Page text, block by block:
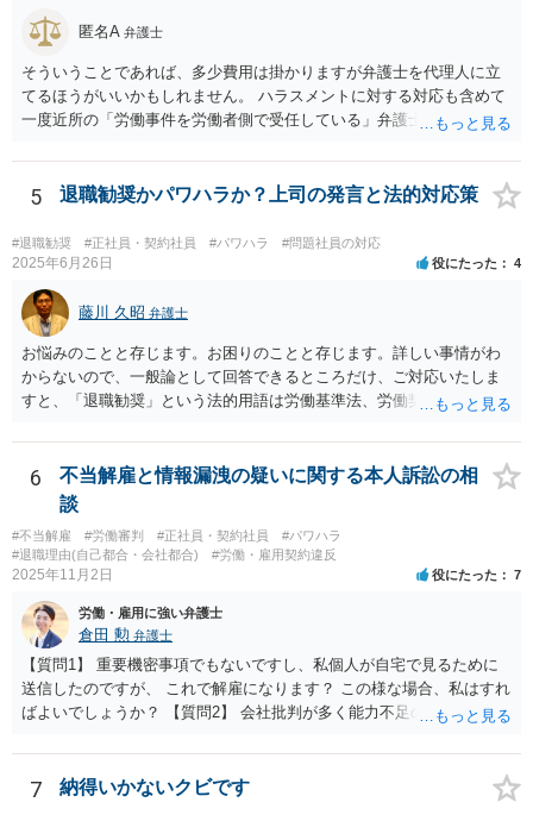
匿名A 弁護士
そういうことであれば、多少費用は掛かりますが弁護士を代理人に立
てるほうがいいかもしれません。 ハラスメントに対する対応も含めて
一度近所の「労働事件を労働者側で受任している」弁護士（労働弁護
している弁護士であればなお安心です。
5 退職勧奨かパワハラか？上司の発言と法的対応策
#退職勧奨 #正社員・契約社員 #パワハラ #問題社員の対応
2025年6月26日 役にたった 4
藤川 久昭 弁護士
お悩みのことと存じます。お困りのことと存じます。詳しい事情がわ
からないので、一般論として回答できるところだけ、ご対応いたしま
すと、「退職勧奨」という法的用語は労働基準法、労働契約法上は存
職を求めただけではなく、本人が退職を明確に拒否しているにもかか
わらず、その後でも執拗に退職を強く求めることです。 職場のパワー
ハラスメントとは、同じ職場で働く者に対し、職務上の地位や人間関
係などの職場内の優位性を背景に、業務の適正な範囲を超えて、精神
的・身体的苦痛を与える又は職場環境を悪化させる行為をいいます。
パワハラの事案は、証拠などをもとにしながら、直接具体的なお話を
これらに該当するかどうか、証拠に基づいて、子細な分析と慎重な対
応が必要です。客観的証拠が不可欠です。 法的に正確に分析されたい
場合には、労務管理と労働法に精通し、上記に関連した法理等にも通
じた弁護士等に相談し、証拠をもとにしながら具体的な話をなさった
上で、今後の対応を検討するべきです。良い解決になりますよう祈念
6
不当解雇と情報漏洩の疑いに関する本人訴訟の相
談
#不当解雇 #労働審判 #正社員・契約社員
#パワハラ
#退職理由(自己都合・会社都合)
#労働・雇用契約違反
2025年11月2日 役にたった 7
労働・雇用に強い弁護士
倉田 勲 弁護士
【質問1】 重要機密事項でもないですし、私個人が自宅で見るために
送信したのですが、 これで解雇になります？ この様な場合、私はすれ
ばよいでしょうか？ 【質問2】 会社批判が多く能力不足のためという
善を人事部幹部に相談しましたが。 能力不足といいながら、私は教
育も面談も指導も配置転換も全くありません。 →重要な機密事項でも
7 納得いかないクビです